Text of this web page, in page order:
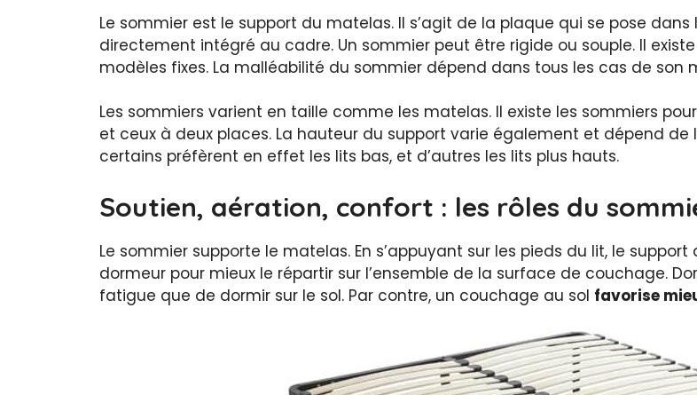
Le sommier est le support du matelas. Il s’agit de la plaque qui se pose
directement intégré au cadre. Un sommier peut être rigide ou souple. Il
modèles fixes. La malléabilité du sommier dépend dans tous les cas de son
Les sommiers varient en taille comme les matelas. Il existe les sommiers
et ceux à deux places. La hauteur du support varie également et dépend de
certains préfèrent en effet les lits bas, et d’autres les lits plus hauts.
Soutien, aération, confort : les rôles du
Le sommier supporte le matelas. En s’appuyant sur les pieds du lit, le
dormeur pour mieux le répartir sur l’ensemble de la surface de couchage.
fatigue que de dormir sur le sol. Par contre, un couchage au sol favorise